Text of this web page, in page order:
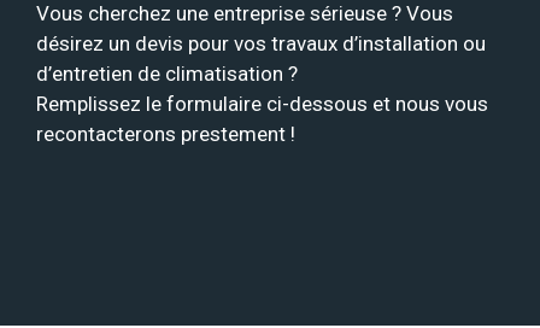
Vous cherchez une entreprise sérieuse ? Vous
désirez un devis pour vos travaux d’installation ou
d’entretien de climatisation ?
Remplissez le formulaire ci-dessous et nous vous
recontacterons prestement !